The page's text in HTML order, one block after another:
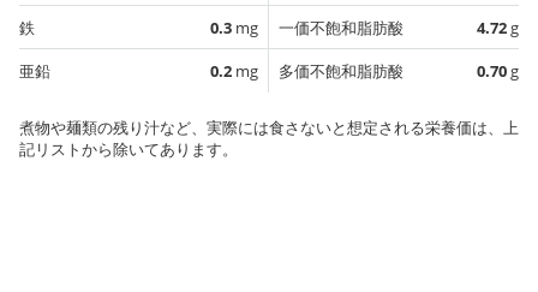
鉄
0.3 mg
亜鉛
0.2 mg
一価不飽和脂肪酸
4.72g
多価不飽和脂肪酸
0.70g
煮物や麺類の残り汁など、実際には食さないと想定される栄養価は、上
記リストから除いてあります。